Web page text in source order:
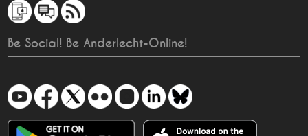
Be Social! Be Anderlecht-Online!